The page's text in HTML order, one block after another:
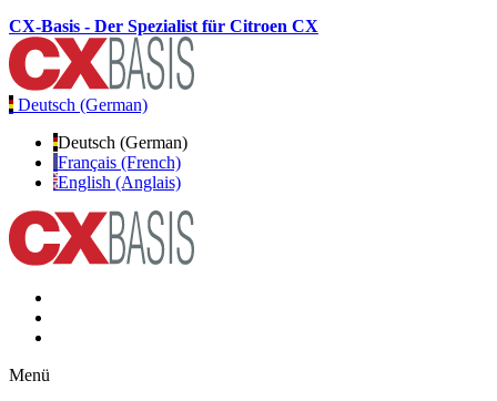
CX-Basis - Der Spezialist für Citroen CX
Deutsch (German)
Deutsch (German)
Français (French)
English (Anglais)
Menü